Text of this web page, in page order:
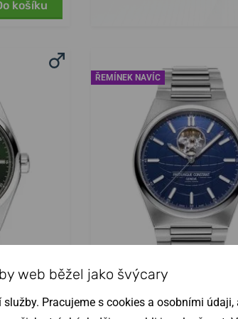
košíku
Highlife
ŘEMÍNEK NAVÍC
Frederique
web běžel jako švýcary
Pracujeme s cookies a osobními